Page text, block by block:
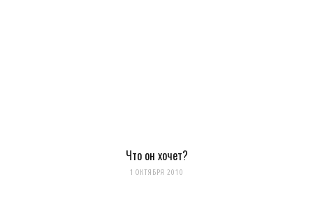
Что он хочет?
1 ОКТЯБРЯ 2010